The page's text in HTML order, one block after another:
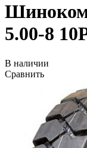
5.00-8
В наличии
Сравнить